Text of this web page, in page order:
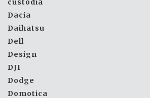
custodia
Dacia
Daihatsu
Dell
Design
DJI
Dodge
Domotica